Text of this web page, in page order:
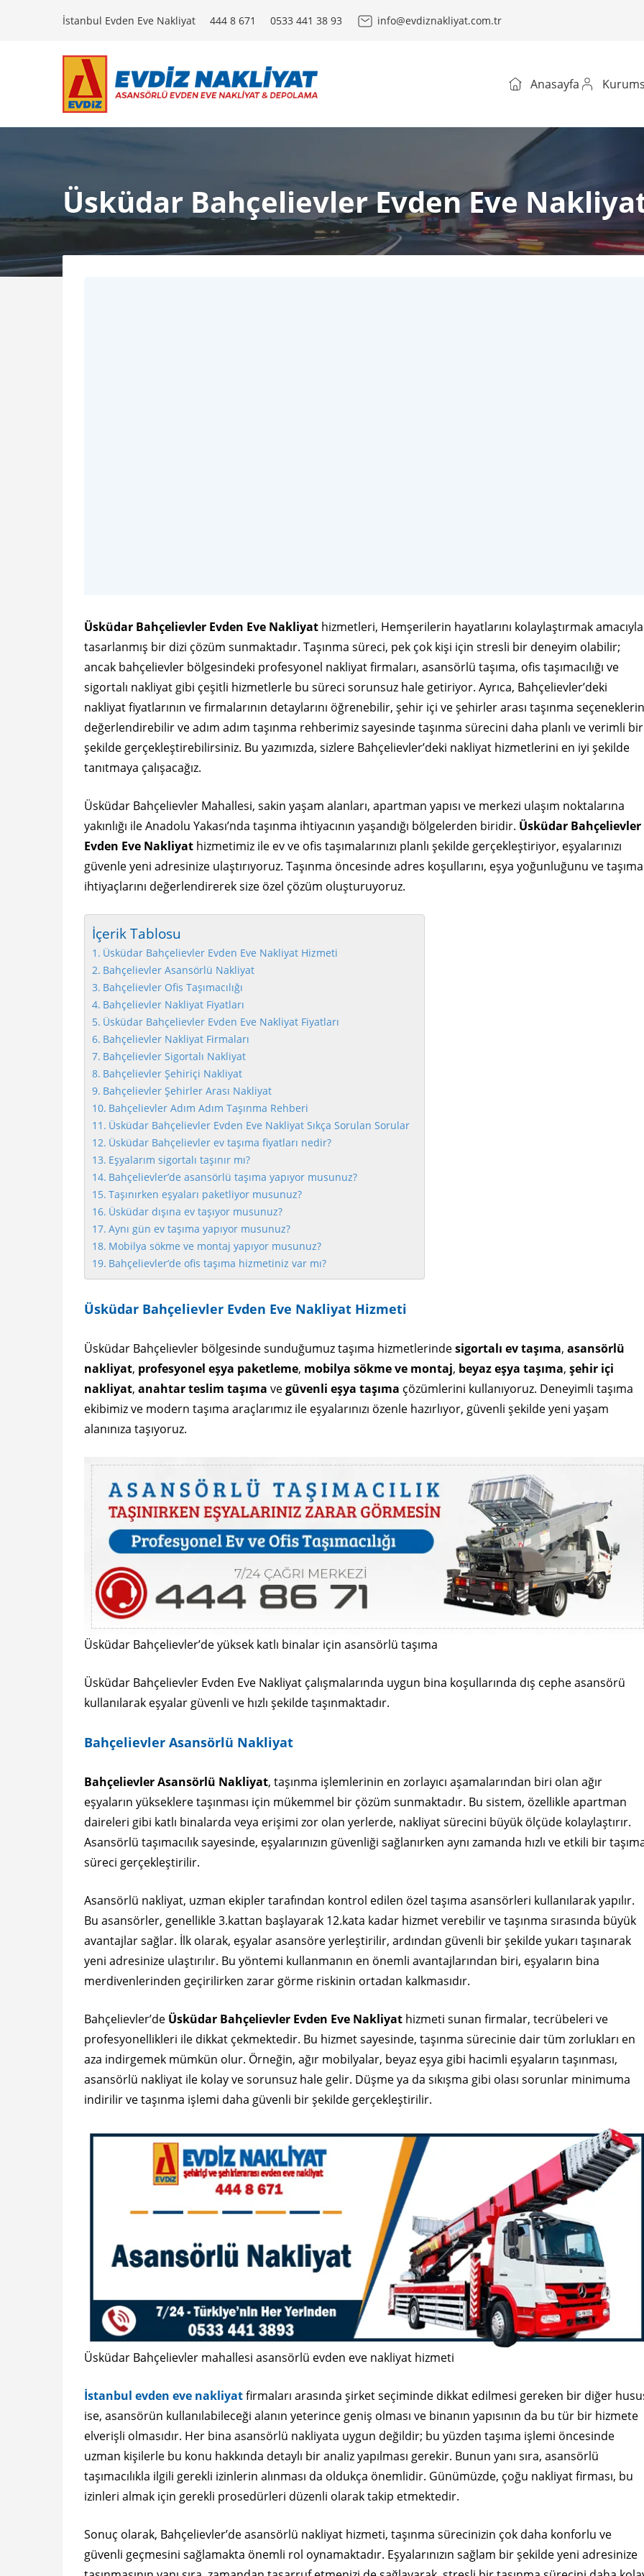
İstanbul Evden Eve Nakliyat 444 8 671 0533 441 38 93 info@evdiznakliyat.com.tr
Anasayfa
Üsküdar Bahçelievler Evden Eve
Üsküdar Bahçelievler Evden Eve Nakliyat hizmetleri, Hemşerilerin hayatlarını kolaylaştırmak amacıyla
tasarlanmış bir dizi çözüm sunmaktadır. Taşınma süreci, pek çok kişi için stresli bir deneyim olabilir;
ancak bahçelievler bölgesindeki profesyonel nakliyat firmaları, asansörlü taşıma, ofis taşımacılığı ve
sigortalı nakliyat gibi çeşitli hizmetlerle bu süreci sorunsuz hale getiriyor. Ayrıca, Bahçelievler’deki
nakliyat fiyatlarının ve firmalarının detaylarını öğrenebilir, şehir içi ve şehirler arası taşınma
değerlendirebilir ve adım adım taşınma rehberimiz sayesinde taşınma sürecini daha planlı ve verimli bir
şekilde gerçekleştirebilirsiniz. Bu yazımızda, sizlere Bahçelievler’deki nakliyat hizmetlerini en iyi şekilde
tanıtmaya çalışacağız.
Üsküdar Bahçelievler Mahallesi, sakin yaşam alanları, apartman yapısı ve merkezi ulaşım noktalarına
yakınlığı ile Anadolu Yakası’nda taşınma ihtiyacının yaşandığı bölgelerden biridir. Üsküdar Bahçelievler
Evden Eve Nakliyat hizmetimiz ile ev ve ofis taşımalarınızı planlı şekilde gerçekleştiriyor, eşyalarınızı
güvenle yeni adresinize ulaştırıyoruz. Taşınma öncesinde adres koşullarını, eşya yoğunluğunu ve taşıma
ihtiyaçlarını değerlendirerek size özel çözüm oluşturuyoruz.
İçerik Tablosu
Üsküdar Bahçelievler Evden Eve Nakliyat Hizmeti
Bahçelievler Asansörlü Nakliyat
Bahçelievler Ofis Taşımacılığı
Bahçelievler Nakliyat Fiyatları
Üsküdar Bahçelievler Evden Eve Nakliyat Fiyatları
Bahçelievler Nakliyat Firmaları
Bahçelievler Sigortalı Nakliyat
Bahçelievler Şehiriçi Nakliyat
Bahçelievler Şehirler Arası Nakliyat
Bahçelievler Adım Adım Taşınma Rehberi
Üsküdar Bahçelievler Evden Eve Nakliyat Sıkça Sorulan Sorular
Üsküdar Bahçelievler ev taşıma fiyatları nedir?
Eşyalarım sigortalı taşınır mı?
Bahçelievler’de asansörlü taşıma yapıyor musunuz?
Taşınırken eşyaları paketliyor musunuz?
Üsküdar dışına ev taşıyor musunuz?
Aynı gün ev taşıma yapıyor musunuz?
Mobilya sökme ve montaj yapıyor musunuz?
Bahçelievler’de ofis taşıma hizmetiniz var mı?
Üsküdar Bahçelievler Evden Eve Nakliyat Hizmeti
Üsküdar Bahçelievler bölgesinde sunduğumuz taşıma hizmetlerindesigortalı ev taşıma, asansörlü
nakliyat, profesyonel eşya paketleme, mobilya sökme ve montaj, beyaz eşya taşıma, şehir içi
nakliyat, anahtar teslim taşıma vegüvenli eşya taşıma çözümlerini kullanıyoruz. Deneyimli taşıma
ekibimiz ve modern taşıma araçlarımız ile eşyalarınızı özenle hazırlıyor, güvenli şekilde yeni yaşam
alanınıza taşıyoruz.
Üsküdar Bahçelievler’de yüksek katlı binalar için asansörlü taşıma
Üsküdar Bahçelievler Evden Eve Nakliyat çalışmalarında uygun bina koşullarında dış cephe asansörü
kullanılarak eşyalar güvenli ve hızlı şekilde taşınmaktadır.
Bahçelievler Asansörlü Nakliyat
Bahçelievler Asansörlü Nakliyat, taşınma işlemlerinin en zorlayıcı aşamalarından biri olan ağır
eşyaların yükseklere taşınması için mükemmel bir çözüm sunmaktadır. Bu sistem, özellikle apartman
daireleri gibi katlı binalarda veya erişimi zor olan yerlerde, nakliyat sürecini büyük ölçüde kolaylaştırır.
Asansörlü taşımacılık sayesinde, eşyalarınızın güvenliği sağlanırken aynı zamanda hızlı ve etkili bir
süreci gerçekleştirilir.
Asansörlü nakliyat, uzman ekipler tarafından kontrol edilen özel taşıma asansörleri kullanılarak yapılır.
Bu asansörler, genellikle 3.kattan başlayarak 12.kata kadar hizmet verebilir ve taşınma sırasında büyük
avantajlar sağlar. İlk olarak, eşyalar asansöre yerleştirilir, ardından güvenli bir şekilde yukarı taşınarak
yeni adresinize ulaştırılır. Bu yöntemi kullanmanın en önemli avantajlarından biri, eşyaların bina
merdivenlerinden geçirilirken zarar görme riskinin ortadan kalkmasıdır.
Bahçelievler’de Üsküdar Bahçelievler Evden Eve Nakliyat hizmeti sunan firmalar, tecrübeleri ve
profesyonellikleri ile dikkat çekmektedir. Bu hizmet sayesinde, taşınma sürecinie dair tüm zorlukları en
aza indirgemek mümkün olur. Örneğin, ağır mobilyalar, beyaz eşya gibi hacimli eşyaların taşınması,
asansörlü nakliyat ile kolay ve sorunsuz hale gelir. Düşme ya da sıkışma gibi olası sorunlar minimuma
indirilir ve taşınma işlemi daha güvenli bir şekilde gerçekleştirilir.
Üsküdar Bahçelievler mahallesi asansörlü evden eve nakliyat hizmeti
İstanbul evden eve nakliyatfirmaları arasında şirket seçiminde dikkat edilmesi gereken bir diğer
ise, asansörün kullanılabileceği alanın yeterince geniş olması ve binanın yapısının da bu tür bir hizmete
elverişli olmasıdır. Her bina asansörlü nakliyata uygun değildir; bu yüzden taşıma işlemi öncesinde
uzman kişilerle bu konu hakkında detaylı bir analiz yapılması gerekir. Bunun yanı sıra, asansörlü
taşımacılıkla ilgili gerekli izinlerin alınması da oldukça önemlidir. Günümüzde, çoğu nakliyat firması, bu
izinleri almak için gerekli prosedürleri düzenli olarak takip etmektedir.
Sonuç olarak, Bahçelievler’de asansörlü nakliyat hizmeti, taşınma sürecinizin çok daha konforlu ve
güvenli geçmesini sağlamakta önemli rol oynamaktadır. Eşyalarınızın sağlam bir şekilde yeni adresinize